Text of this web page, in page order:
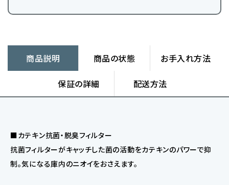
商品説明 商品の状態 お手入れ方法
保証の詳細 配送方法
■カテキン抗菌・脱臭フィルター
抗菌フィルターがキャッチした菌の活動をカテキンのパワーで抑
制。気になる庫内のニオイをおさえます。